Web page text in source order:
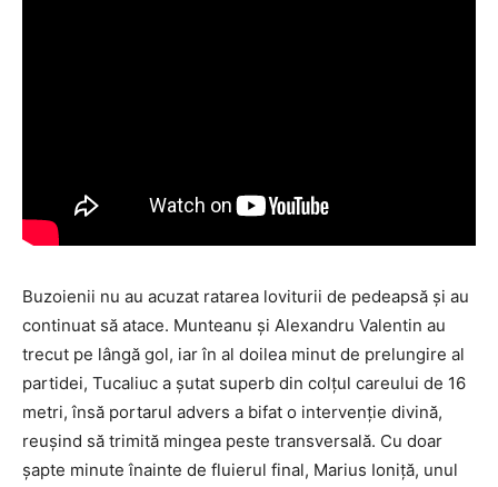
Buzoienii nu au acuzat ratarea loviturii de pedeapsă şi au
continuat să atace. Munteanu şi Alexandru Valentin au
trecut pe lângă gol, iar în al doilea minut de prelungire al
partidei, Tucaliuc a şutat superb din colţul careului de 16
metri, însă portarul advers a bifat o intervenţie divină,
reuşind să trimită mingea peste transversală. Cu doar
şapte minute înainte de fluierul final, Marius Ioniţă, unul